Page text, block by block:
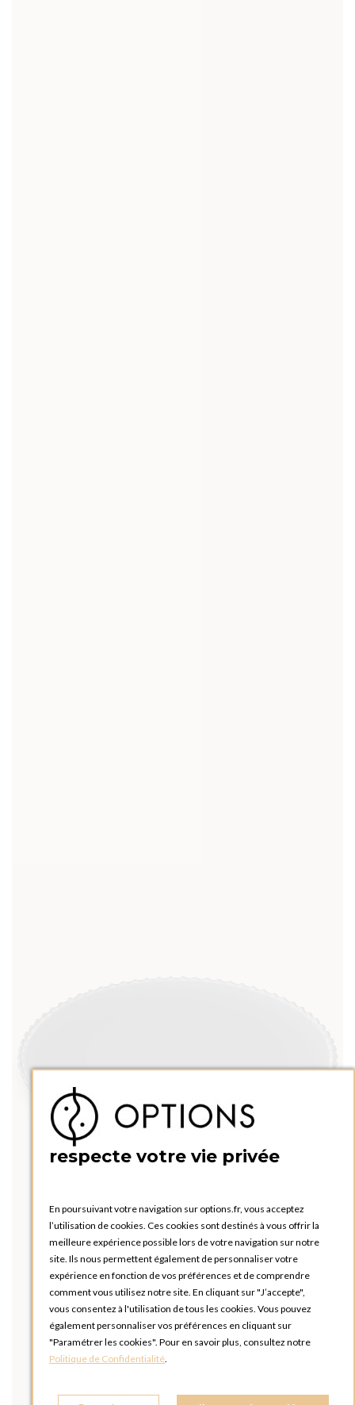
respecte votre vie privée
En poursuivant votre navigation sur options.fr, vous acceptez
l’utilisation de cookies. Ces cookies sont destinés à vous offrir la
meilleure expérience possible lors de votre navigation sur notre
site. Ils nous permettent également de personnaliser votre
expérience en fonction de vos préférences et de comprendre
comment vous utilisez notre site. En cliquant sur "J’accepte",
vous consentez à l'utilisation de tous les cookies. Vous pouvez
également personnaliser vos préférences en cliquant sur
"Paramétrer les cookies". Pour en savoir plus, consultez notre
Politique de Confidentialité.